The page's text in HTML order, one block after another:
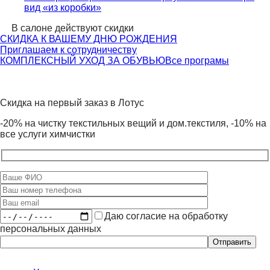
вид «из коробки»
В салоне действуют скидки
СКИДКА К ВАШЕМУ ДНЮ РОЖДЕНИЯ
Приглашаем к сотрудничеству
КОМПЛЕКСНЫЙ УХОД ЗА ОБУВЬЮВсе програмы
Скидка на первый заказ в Лотус
-20% на чистку текстильных вещий и дом.текстиля, -10% на
все услуги химчистки
Даю согласие на обработку
персональных данных
это